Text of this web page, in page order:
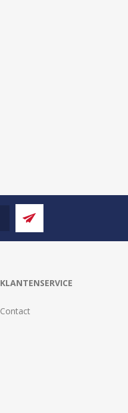
KLANTENSERVICE
Contact